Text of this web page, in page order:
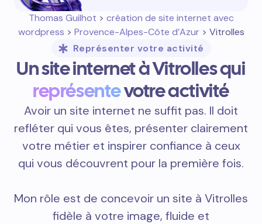
Thomas Guilhot > création de site internet avec
wordpress > Provence-Alpes-Côte d’Azur> Vitrolles
Représenter votre activité
Un site internet à Vitrolles qui
représentevotre activité
Avoir un site internet ne suffit pas. Il doit
refléter qui vous êtes, présenter clairement
votre métier et inspirer confiance à ceux
qui vous découvrent pour la première fois.
Mon rôle est de concevoir un site à Vitrolles
fidèle à votre image, fluide et